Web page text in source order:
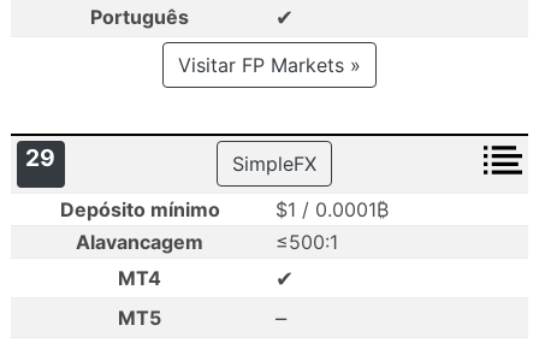
Português ✔
Visitar FP Markets »
29
SimpleFX
Depósito mínimo
$1 / 0.0001₿
Alavancagem
≤500:1
MT4
✔
MT5 –